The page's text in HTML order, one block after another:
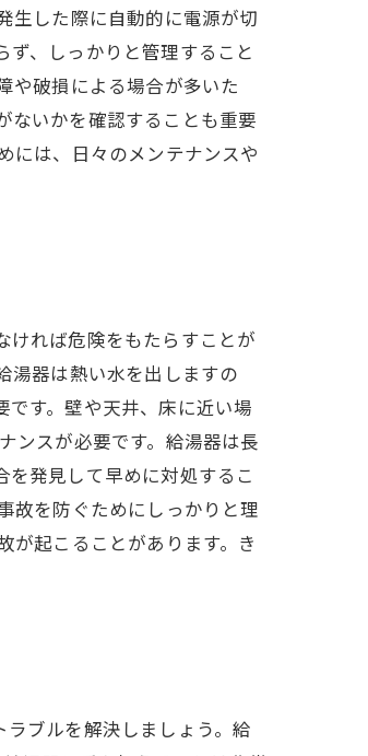
生した際に自動的に電源が切
、しっかりと管理すること
や破損による場合が多いた
ないかを確認することも重要
には、日々のメンテナンスや
ければ危険をもたらすことが
湯器は熱い水を出しますの
す。壁や天井、床に近い場
ンスが必要です。給湯器は長
発見して早めに対処するこ
故を防ぐためにしっかりと理
が起こることがあります。き
ブルを解決しましょう。給